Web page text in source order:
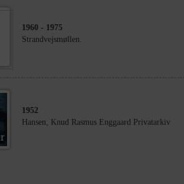
1960 - 1975
Strandvejsmøllen.
1952
Hansen, Knud Rasmus Enggaard Privatarkiv